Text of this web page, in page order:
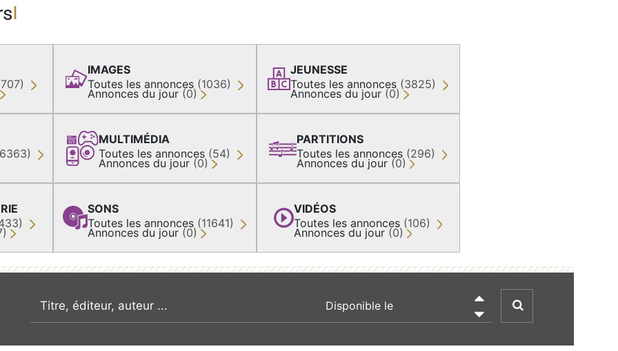
IMAGES
Toutes les annonces (1036)
Annonces du jour (0)
MULTIMÉDIA
Toutes les annonces (54)
Annonces du jour (0)
SONS
Toutes les annonces (11641)
Annonces du jour (0)
JEUNESSE
Toutes les annonces (3825)
Annonces du jour (0)
PARTITIONS
Toutes les annonces (296)
Annonces du jour (0)
VIDÉOS
Toutes les annonces (106)
Annonces du jour (0)
recherche par mot clé
